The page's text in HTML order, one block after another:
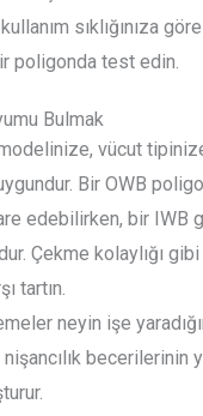
sıklığınıza
poligonda test edin.
Bulmak
vücut
Bir OWB
edebilirken, bir IWB
Çekme kolaylığı gibi
tartın.
neyin işe
becerilerinin